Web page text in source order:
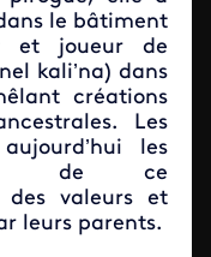
le bâtiment
et joueur de
kali’na) dans
créations
Les
les
de ce
des valeurs et
leurs parents.